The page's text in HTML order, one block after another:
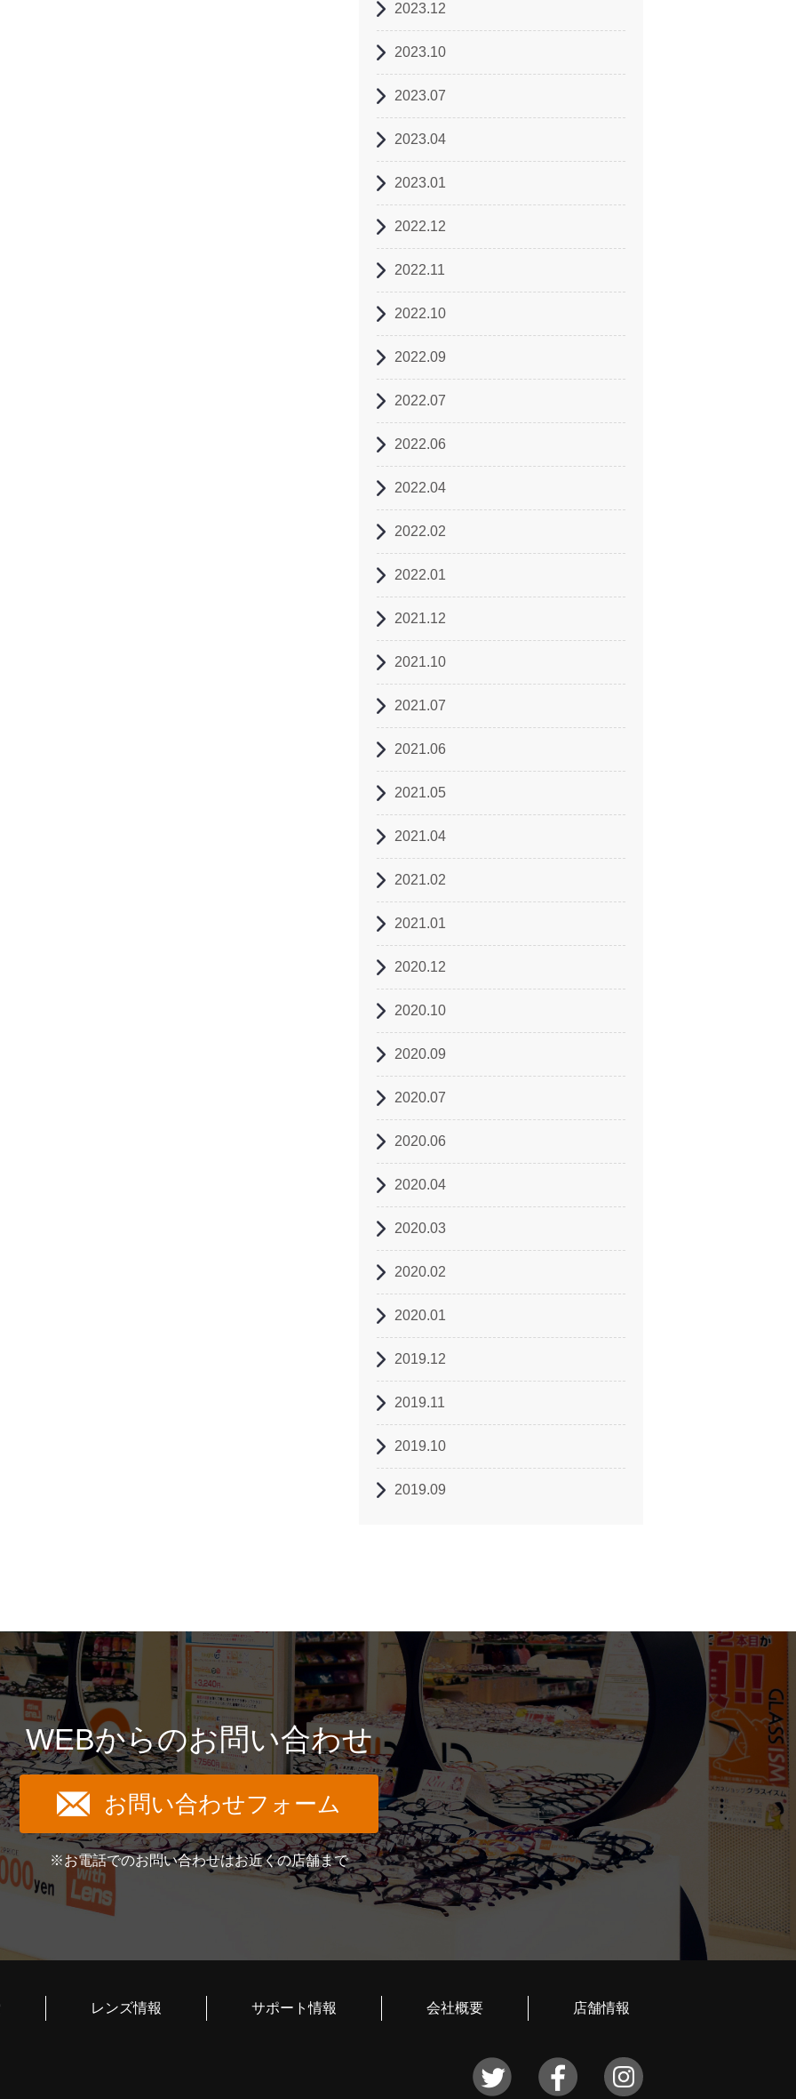
2023.12
2023.10
2023.07
2023.04
2023.01
2022.12
2022.11
2022.10
2022.09
2022.07
2022.06
2022.04
2022.02
2022.01
2021.12
2021.10
2021.07
2021.06
2021.05
2021.04
2021.02
2021.01
2020.12
2020.10
2020.09
2020.07
2020.06
2020.04
2020.03
2020.02
2020.01
2019.12
2019.11
2019.10
2019.09
WEBからのお問い合わせ
お問い合わせフォーム
※お電話でのお問い合わせはお近くの店舗まで
レンズ情報 サポート情報 会社概要 店舗情報